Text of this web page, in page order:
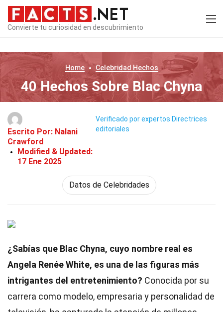
Convierte tu curiosidad en descubrimiento
Home Celebridad Hechos
40 Hechos Sobre Blac Chyna
Escrito Por: Nalani
Crawford
Modified & Updated:
17 Ene 2025
Verificado por expertos Directrices
editoriales
Datos de Celebridades
¿Sabías que Blac Chyna, cuyo nombre real es
Angela Renée White, es una de las figuras más
intrigantes del entretenimiento? Conocida por su
carrera como modelo, empresaria y personalidad de